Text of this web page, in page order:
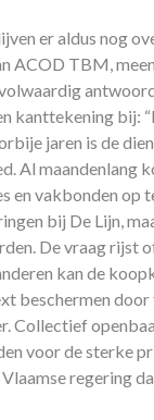
er aldus nog
ACOD TBM,
kanttekening bij:
jaren is de
Al maandenlang
en vakbonden op
bij De Lijn,
De vraag rijst
kan de
beschermen
Collectief
voor de sterke
regering